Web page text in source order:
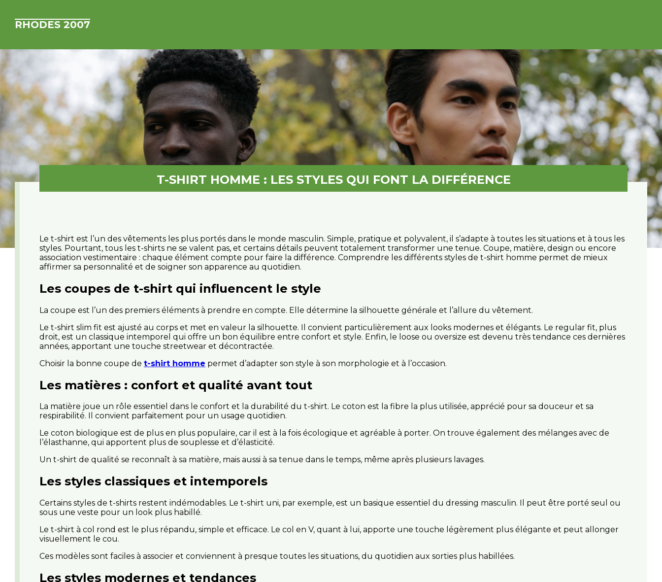
RHODES 2007
T-SHIRT HOMME : LES STYLES QUI FONT LA DIFFÉRENCE
Le t-shirt est l’un des vêtements les plus portés dans le monde masculin. Simple, pratique et polyvalent, il s’adapte à toutes les situations et à tous les
styles. Pourtant, tous les t-shirts ne se valent pas, et certains détails peuvent totalement transformer une tenue. Coupe, matière, design ou encore
association vestimentaire : chaque élément compte pour faire la différence. Comprendre les différents styles de t-shirt homme permet de mieux
affirmer sa personnalité et de soigner son apparence au quotidien.
Les coupes de t-shirt qui influencent le style
La coupe est l’un des premiers éléments à prendre en compte. Elle détermine la silhouette générale et l’allure du vêtement.
Le t-shirt slim fit est ajusté au corps et met en valeur la silhouette. Il convient particulièrement aux looks modernes et élégants. Le regular fit, plus
droit, est un classique intemporel qui offre un bon équilibre entre confort et style. Enfin, le loose ou oversize est devenu très tendance ces dernières
années, apportant une touche streetwear et décontractée.
Choisir la bonne coupe de t-shirt homme permet d’adapter son style à son morphologie et à l’occasion.
Les matières : confort et qualité avant tout
La matière joue un rôle essentiel dans le confort et la durabilité du t-shirt. Le coton est la fibre la plus utilisée, apprécié pour sa douceur et sa
respirabilité. Il convient parfaitement pour un usage quotidien.
Le coton biologique est de plus en plus populaire, car il est à la fois écologique et agréable à porter. On trouve également des mélanges avec de
l’élasthanne, qui apportent plus de souplesse et d’élasticité.
Un t-shirt de qualité se reconnaît à sa matière, mais aussi à sa tenue dans le temps, même après plusieurs lavages.
Les styles classiques et intemporels
Certains styles de t-shirts restent indémodables. Le t-shirt uni, par exemple, est un basique essentiel du dressing masculin. Il peut être porté seul ou
sous une veste pour un look plus habillé.
Le t-shirt à col rond est le plus répandu, simple et efficace. Le col en V, quant à lui, apporte une touche légèrement plus élégante et peut allonger
visuellement le cou.
Ces modèles sont faciles à associer et conviennent à presque toutes les situations, du quotidien aux sorties plus habillées.
Les styles modernes et tendances